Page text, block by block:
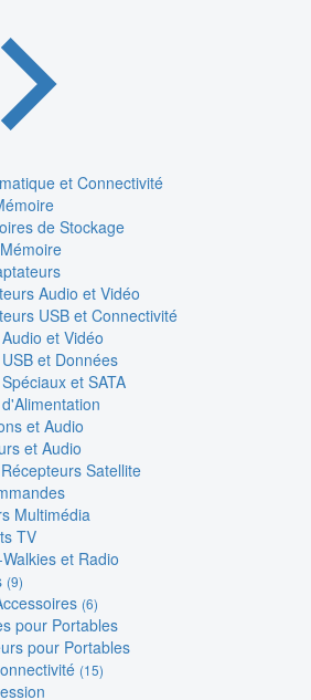
et Connectivité
de Stockage
Audio et Vidéo
USB et Connectivité
et Vidéo
et Données
et SATA
et Audio
et Audio
Satellite
Multimédia
TV
et Radio
(9)
(6)
pour Portables
pour Portables
(15)